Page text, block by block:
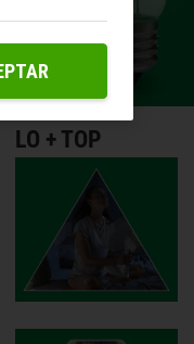
LO + TOP